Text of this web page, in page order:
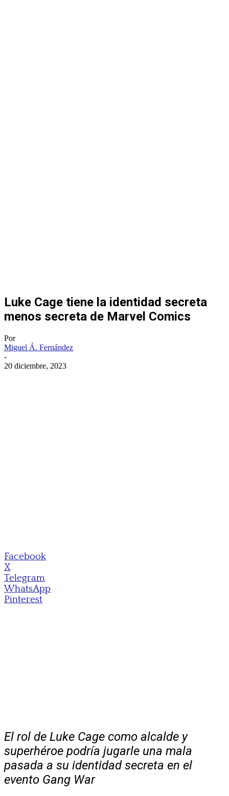
Luke Cage tiene la identidad secreta
menos secreta de Marvel Comics
Por
Miguel Á. Fernández
-
20 diciembre, 2023
Facebook
X
Telegram
WhatsApp
Pinterest
El rol de Luke Cage como alcalde y
superhéroe podría jugarle una mala
pasada a su identidad secreta en el
evento Gang War